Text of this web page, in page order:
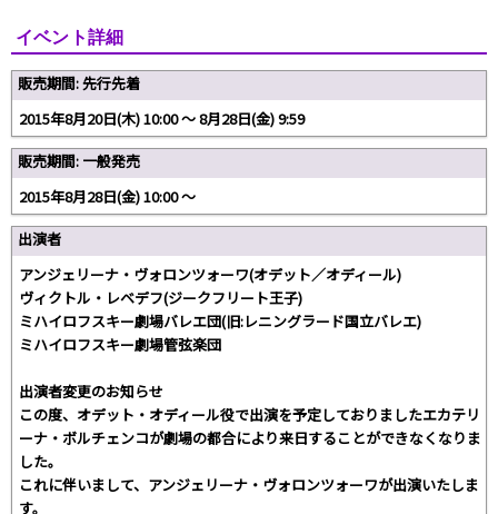
イベント詳細
販売期間: 先行先着
2015年8月20日(木) 10:00 ～ 8月28日(金) 9:59
販売期間: 一般発売
2015年8月28日(金) 10:00 ～
出演者
アンジェリーナ・ヴォロンツォーワ(オデット／オディール)
ヴィクトル・レベデフ(ジークフリート王子)
ミハイロフスキー劇場バレエ団(旧:レニングラード国立バレエ)
ミハイロフスキー劇場管弦楽団
出演者変更のお知らせ
この度、オデット・オディール役で出演を予定しておりましたエカテリ
ーナ・ボルチェンコが劇場の都合により来日することができなくなりま
した。
これに伴いまして、アンジェリーナ・ヴォロンツォーワが出演いたしま
す。